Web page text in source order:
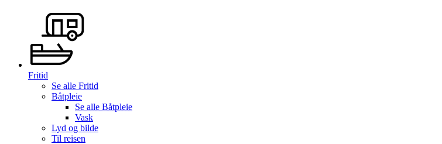
Fritid
Se alle Fritid
Båtpleie
Se alle Båtpleie
Vask
Lyd og bilde
Til reisen